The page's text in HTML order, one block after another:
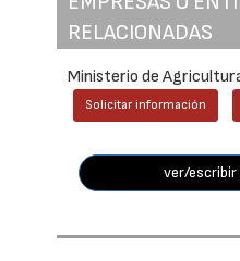
RELACIONADAS
Ministerio de
Solicitar información
ver/